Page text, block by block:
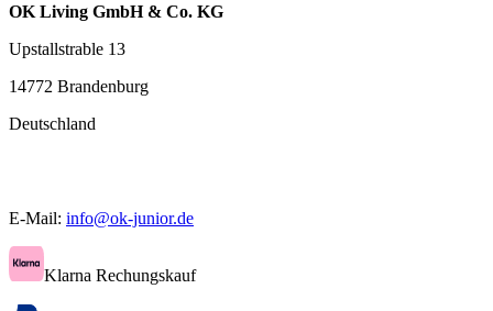
OK Living GmbH & Co. KG
Upstallstrable 13
14772 Brandenburg
Deutschland
E-Mail: info@ok-junior.de
Klarna Rechungskauf